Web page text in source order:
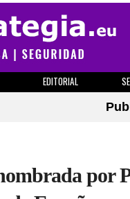
EDITORIAL
por